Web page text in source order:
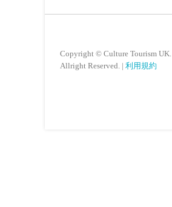
Copyright © Culture Tourism UK.
Allright Reserved. | 利用規約